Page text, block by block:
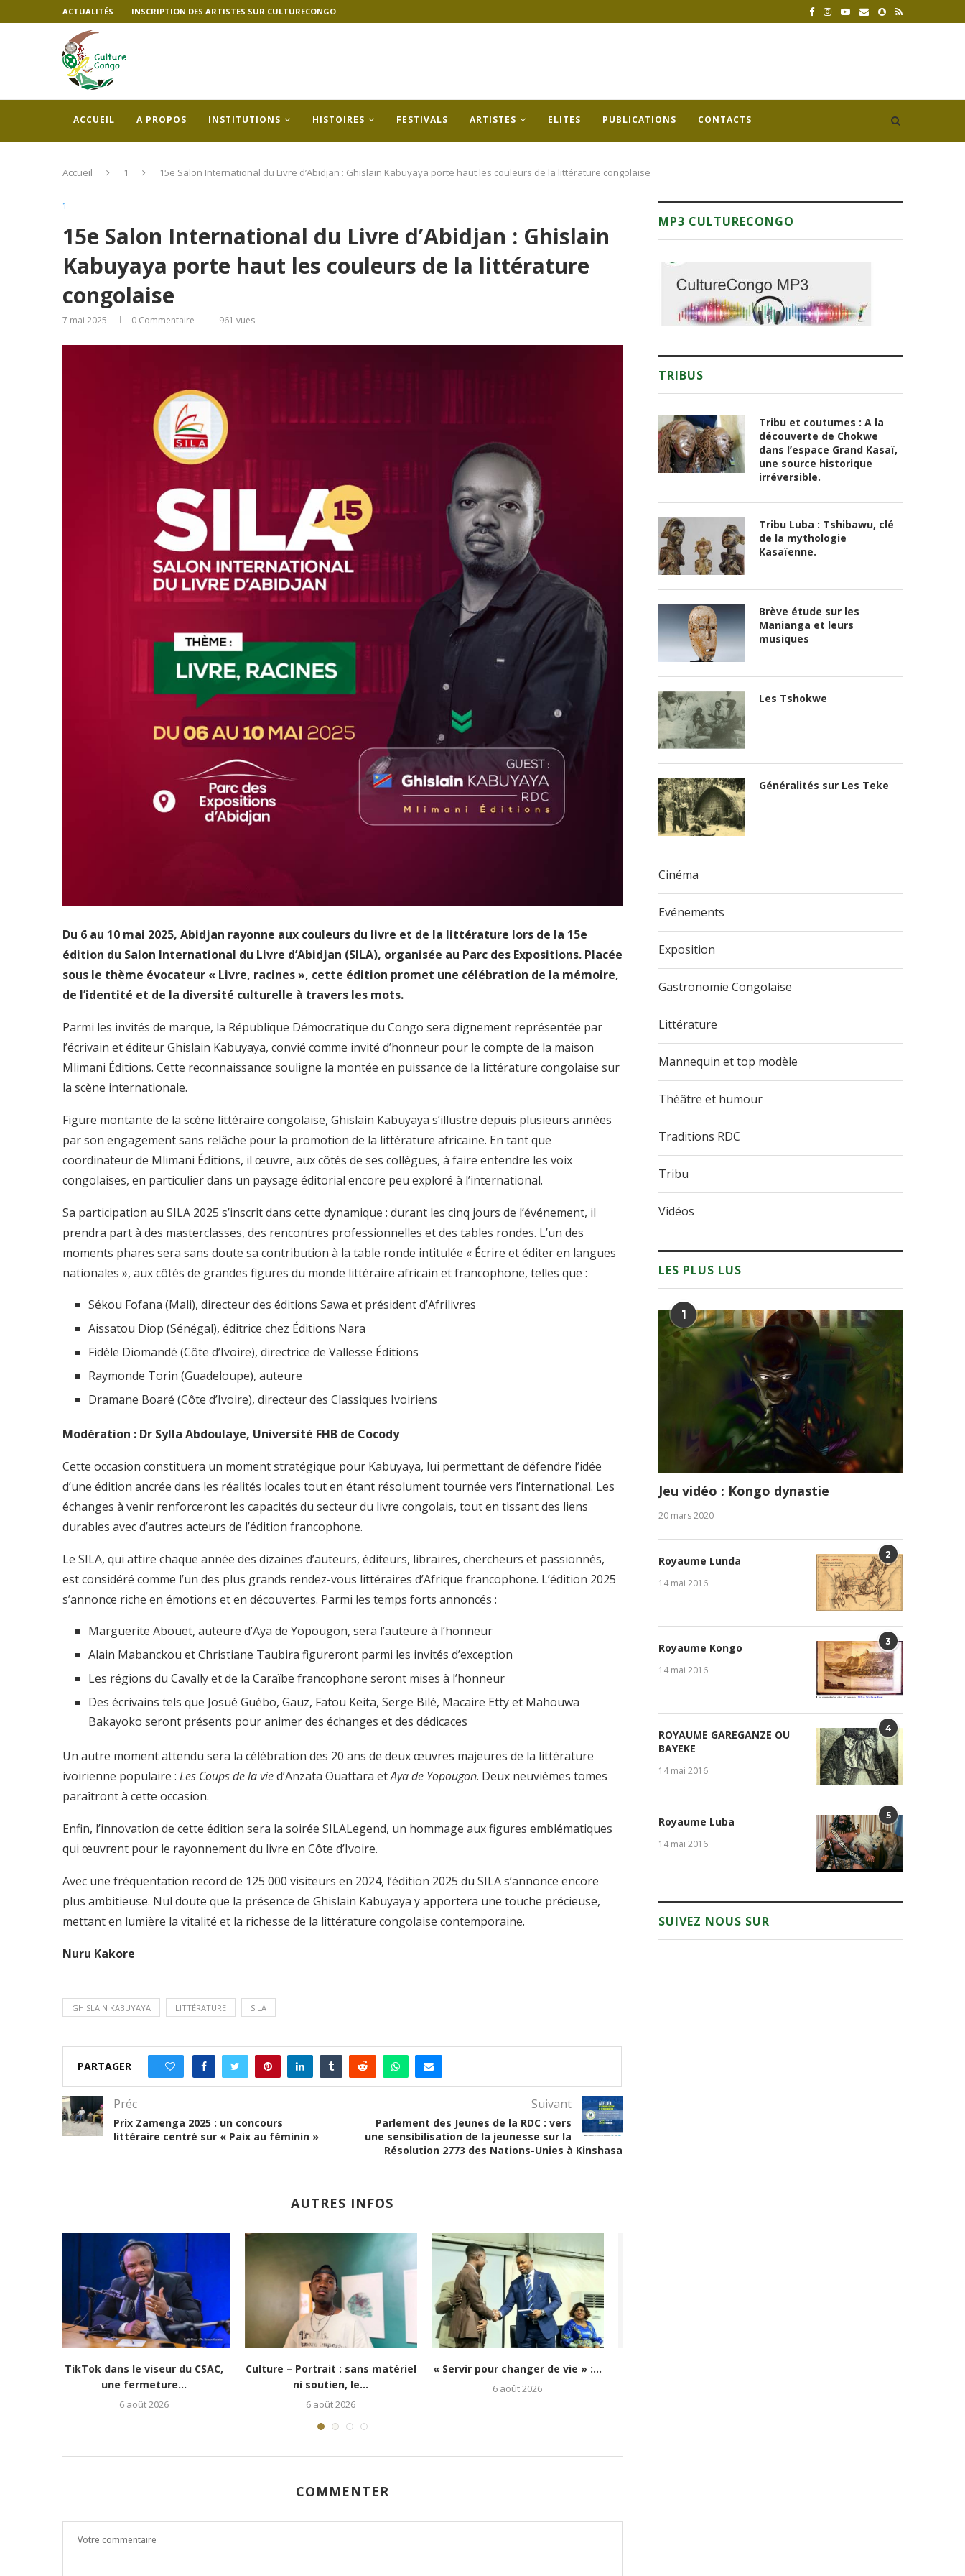
ACTUALITÉS INSCRIPTION DES ARTISTES SUR CULTURECONGO
ACCUEIL A PROPOS INSTITUTIONS HISTOIRES FESTIVALS ARTISTES ELITES PUBLICATIONS CONTACTS
Accueil 1 15e Salon International du Livre d’Abidjan : Ghislain Kabuyaya porte haut les couleurs de la littérature congolaise
1
15e Salon International du Livre d’Abidjan : Ghislain
Kabuyaya porte haut les couleurs de la littérature
congolaise
7 mai 2025 0 Commentaire 961 vues
Du 6 au 10 mai 2025, Abidjan rayonne aux couleurs du livre et de la littérature lors de la 15e
édition du Salon International du Livre d’Abidjan (SILA), organisée au Parc des Expositions. Placée
sous le thème évocateur « Livre, racines », cette édition promet une célébration de la mémoire,
de l’identité et de la diversité culturelle à travers les mots.
Parmi les invités de marque, la République Démocratique du Congo sera dignement représentée par
l’écrivain et éditeur Ghislain Kabuyaya, convié comme invité d’honneur pour le compte de la maison
Mlimani Éditions. Cette reconnaissance souligne la montée en puissance de la littérature congolaise sur
la scène internationale.
Figure montante de la scène littéraire congolaise, Ghislain Kabuyaya s’illustre depuis plusieurs années
par son engagement sans relâche pour la promotion de la littérature africaine. En tant que
coordinateur de Mlimani Éditions, il œuvre, aux côtés de ses collègues, à faire entendre les voix
congolaises, en particulier dans un paysage éditorial encore peu exploré à l’international.
Sa participation au SILA 2025 s’inscrit dans cette dynamique : durant les cinq jours de l’événement, il
prendra part à des masterclasses, des rencontres professionnelles et des tables rondes. L’un des
moments phares sera sans doute sa contribution à la table ronde intitulée « Écrire et éditer en langues
nationales », aux côtés de grandes figures du monde littéraire africain et francophone, telles que :
Sékou Fofana (Mali), directeur des éditions Sawa et président d’Afrilivres
Aissatou Diop (Sénégal), éditrice chez Éditions Nara
Fidèle Diomandé (Côte d’Ivoire), directrice de Vallesse Éditions
Raymonde Torin (Guadeloupe), auteure
Dramane Boaré (Côte d’Ivoire), directeur des Classiques Ivoiriens
Modération : Dr Sylla Abdoulaye, Université FHB de Cocody
Cette occasion constituera un moment stratégique pour Kabuyaya, lui permettant de défendre l’idée
d’une édition ancrée dans les réalités locales tout en étant résolument tournée vers l’international. Les
échanges à venir renforceront les capacités du secteur du livre congolais, tout en tissant des liens
durables avec d’autres acteurs de l’édition francophone.
Le SILA, qui attire chaque année des dizaines d’auteurs, éditeurs, libraires, chercheurs et passionnés,
est considéré comme l’un des plus grands rendez-vous littéraires d’Afrique francophone. L’édition 2025
s’annonce riche en émotions et en découvertes. Parmi les temps forts annoncés :
Marguerite Abouet, auteure d’Aya de Yopougon, sera l’auteure à l’honneur
Alain Mabanckou et Christiane Taubira figureront parmi les invités d’exception
Les régions du Cavally et de la Caraïbe francophone seront mises à l’honneur
Des écrivains tels que Josué Guébo, Gauz, Fatou Keita, Serge Bilé, Macaire Etty et Mahouwa
Bakayoko seront présents pour animer des échanges et des dédicaces
Un autre moment attendu sera la célébration des 20 ans de deux œuvres majeures de la littérature
ivoirienne populaire : Les Coups de la vied’Anzata Ouattara etAya de Yopougon. Deux neuvièmes tomes
paraîtront à cette occasion.
Enfin, l’innovation de cette édition sera la soirée SILALegend, un hommage aux figures emblématiques
qui œuvrent pour le rayonnement du livre en Côte d’Ivoire.
Avec une fréquentation record de 125 000 visiteurs en 2024, l’édition 2025 du SILA s’annonce encore
plus ambitieuse. Nul doute que la présence de Ghislain Kabuyaya y apportera une touche précieuse,
mettant en lumière la vitalité et la richesse de la littérature congolaise contemporaine.
Nuru Kakore
GHISLAIN KABUYAYA LITTÉRATURE SILA
PARTAGER
Préc
Prix Zamenga 2025 : un concours
littéraire centré sur « Paix au féminin »
Suivant
Parlement des Jeunes de la RDC : vers
une sensibilisation de la jeunesse sur la
Résolution 2773 des Nations-Unies à Kinshasa
AUTRES INFOS
Culture-Portrait : Cena Toth, un
jeune rappeur déterminé...
5 août 2026
Lubumbashi : Kongo 26Street
redonne espoir aux enfants...
5 août 2026
Festival Congo Mboka Vibe : la
jeunesse kinoise...
COMMENTER
MP3 CULTURECONGO
TRIBUS
Tribu et coutumes : A la
découverte de Chokwe
dans l’espace Grand Kasaï,
une source historique
irréversible.
Tribu Luba : Tshibawu, clé
de la mythologie
Kasaïenne.
Brève étude sur les
Manianga et leurs
musiques
Les Tshokwe
Généralités sur Les Teke
Cinéma
Evénements
Exposition
Gastronomie Congolaise
Littérature
Mannequin et top modèle
Théâtre et humour
Traditions RDC
Tribu
Vidéos
LES PLUS LUS
1
Jeu vidéo : Kongo dynastie
20 mars 2020
2
Royaume Lunda
14 mai 2016
3
Royaume Kongo
14 mai 2016
4
ROYAUME GAREGANZE OU
BAYEKE
14 mai 2016
5
Royaume Luba
14 mai 2016
SUIVEZ NOUS SUR